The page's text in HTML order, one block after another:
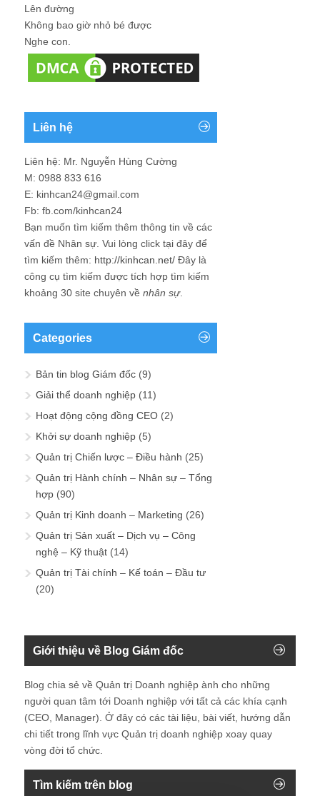
Lên đường
Không bao giờ nhỏ bé được
Nghe con.
Liên hệ
Liên hệ: Mr. Nguyễn Hùng Cường
M: 0988 833 616
E: kinhcan24@gmail.com
Fb: fb.com/kinhcan24
Bạn muốn tìm kiếm thêm thông tin về các
vấn đề Nhân sự . Vui lòng click tại đây để
tìm kiếm thêm: http://kinhcan.net/ Đây là
công cụ tìm kiếm được tích hợp tìm kiếm
khoảng 30 site chuyên về nhân sự.
Categories
Bản tin blog Giám đốc (9)
Giải thể doanh nghiệp (11)
Hoạt động cộng đồng CEO (2)
Khởi sự doanh nghiệp (5)
Quản trị Chiến lược – Điều hành (25)
Quản trị Hành chính – Nhân sự – Tổng
hợp (90)
Quản trị Kinh doanh – Marketing (26)
Quản trị Sản xuất – Dịch vụ – Công
nghệ – Kỹ thuật (14)
Quản trị Tài chính – Kế toán – Đầu tư
(20)
Giới thiệu về Blog Giám đốc
Blog chia sẻ về Quản trị Doanh nghiệp ành cho những
người quan tâm tới Doanh nghiệp với tất cả các khía cạnh
(CEO, Manager). Ở đây có các tài liệu, bài viết, hướng dẫn
chi tiết trong lĩnh vực Quản trị doanh nghiệp xoay quay
vòng đời tổ chức.
Tìm kiếm trên blog